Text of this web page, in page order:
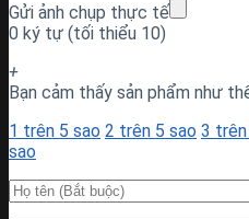
Gửi ảnh chụp thực tế
0 ký tự (tối thiểu 10)
+
Bạn cảm thấy sản phẩm như
1 trên 5 sao 2 trên 5 sao 3 trên
sao